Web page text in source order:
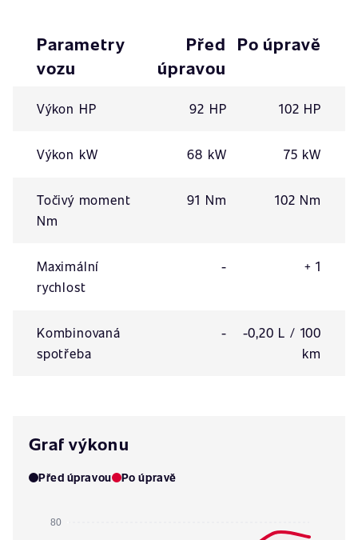
Parametry
vozu
Před
úpravou
Po úpravě
Výkon HP 92 HP 102 HP
Výkon kW 68 kW 75 kW
Točivý moment
Nm
91 Nm 102 Nm
Maximální
rychlost
- + 1
Kombinovaná
spotřeba
-
-0,20 L / 100
km
Graf výkonu
Před úpravou Po úpravě
80